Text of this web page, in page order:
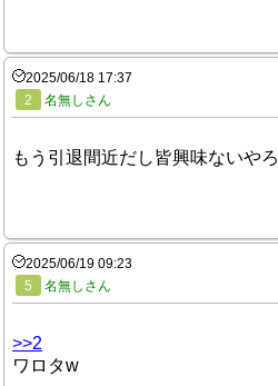
2025/06/18 17:37
2
名無しさん
もう引退間近だし皆興味ないやろ
2025/06/19 09:23
5
名無しさん
>>2
ワロタw